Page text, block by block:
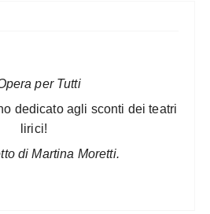
per Tutti
dedicato agli sconti dei teatri
lirici!
di Martina Moretti.